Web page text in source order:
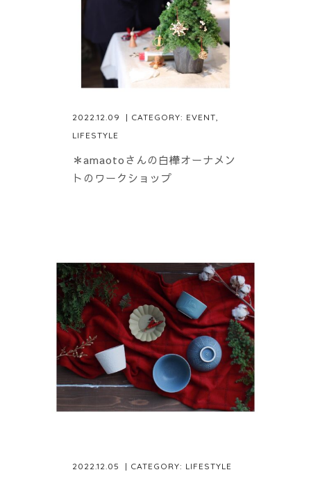
2022.12.09 | CATEGORY: EVENT,
LIFESTYLE
＊amaotoさんの白樺オーナメン
トのワークショップ
2022.12.05 | CATEGORY: LIFESTYLE